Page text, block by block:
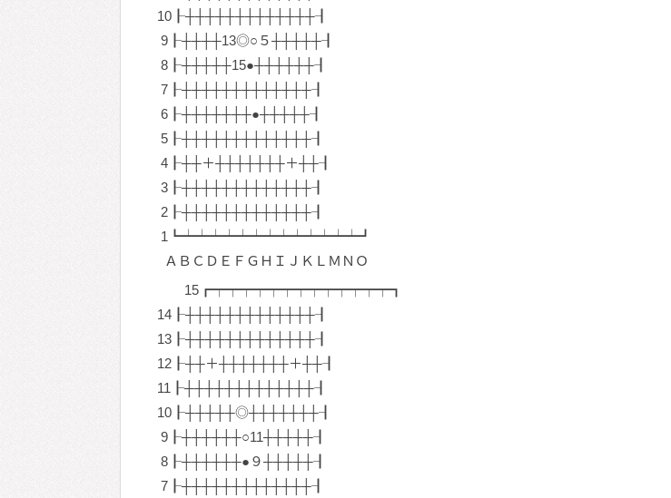
10┠┼┼┼┼┼┼┼┼┼┼┼┼┼┨
9┠┼┼┼┼13◎○５┼┼┼┼┼┨
8┠┼┼┼┼┼15●┼┼┼┼┼┼┨
7┠┼┼┼┼┼┼┼┼┼┼┼┼┼┨
6┠┼┼┼┼┼┼┼●┼┼┼┼┼┨
5┠┼┼┼┼┼┼┼┼┼┼┼┼┼┨
4┠┼┼＋┼┼┼┼┼┼┼＋┼┼┨
3┠┼┼┼┼┼┼┼┼┼┼┼┼┼┨
2┠┼┼┼┼┼┼┼┼┼┼┼┼┼┨
1┗┷┷┷┷┷┷┷┷┷┷┷┷┷┛
ＡＢＣＤＥＦＧＨＩＪＫＬＭＮＯ
15┏┯┯┯┯┯┯┯┯┯┯┯┯┯┓
14┠┼┼┼┼┼┼┼┼┼┼┼┼┼┨
13┠┼┼┼┼┼┼┼┼┼┼┼┼┼┨
12┠┼┼＋┼┼┼┼┼┼┼＋┼┼┨
11┠┼┼┼┼┼┼┼┼┼┼┼┼┼┨
10┠┼┼┼┼┼◎┼┼┼┼┼┼┼┨
9┠┼┼┼┼┼┼○11┼┼┼┼┼┨
8┠┼┼┼┼┼┼●９┼┼┼┼┼┨
7┠┼┼┼┼┼┼┼┼┼┼┼┼┼┨